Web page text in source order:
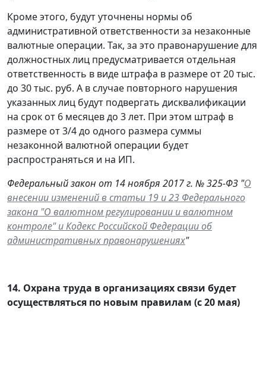
Кроме этого, будут уточнены нормы об
административной ответственности за незаконные
валютные операции. Так, за это правонарушение для
должностных лиц предусматривается отдельная
ответственность в виде штрафа в размере от 20 тыс.
до 30 тыс. руб. А в случае повторного нарушения
указанных лиц будут подвергать дисквалификации
на срок от 6 месяцев до 3 лет. При этом штраф в
размере от 3/4 до одного размера суммы
незаконной валютной операции будет
распространяться и на ИП.
Федеральный закон от 14 ноября 2017 г. № 325-ФЗ "О
внесении изменений в статьи 19 и 23 Федерального
закона "О валютном регулировании и валютном
контроле" и Кодекс Российской Федерации об
административных правонарушениях"
14. Охрана труда в организациях связи будет
осуществляться по новым правилам (с 20 мая)